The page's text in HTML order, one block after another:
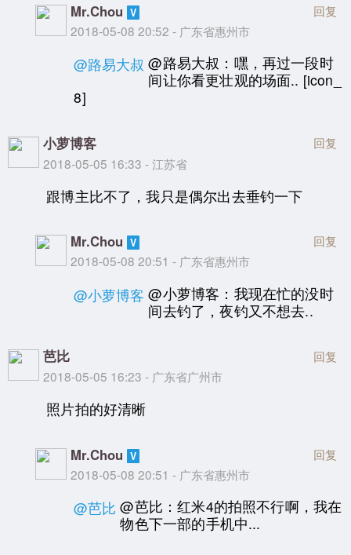
Mr.Chou
2018-05-08 20:52 - 广东省惠州市
回复
@路易大叔 @路易大叔：嘿，再过一段时
间让你看更壮观的场面.. [icon_
8]
小萝博客
2018-05-05 16:33 - 江苏省
回复
跟博主比不了，我只是偶尔出去垂钓一下
Mr.Chou
2018-05-08 20:51 - 广东省惠州市
回复
@小萝博客 @小萝博客：我现在忙的没时
间去钓了，夜钓又不想去..
芭比
2018-05-05 16:23 - 广东省广州市
回复
照片拍的好清晰
Mr.Chou
2018-05-08 20:51 - 广东省惠州市
回复
@芭比 @芭比：红米4的拍照不行啊，我在
物色下一部的手机中...